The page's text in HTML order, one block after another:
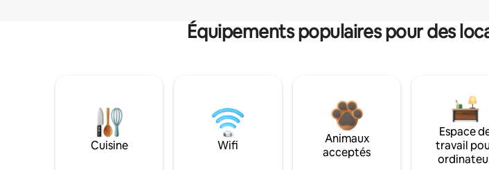
Équipements populaires pour des
Cuisine Wifi
Animaux
acceptés
Espace
travail